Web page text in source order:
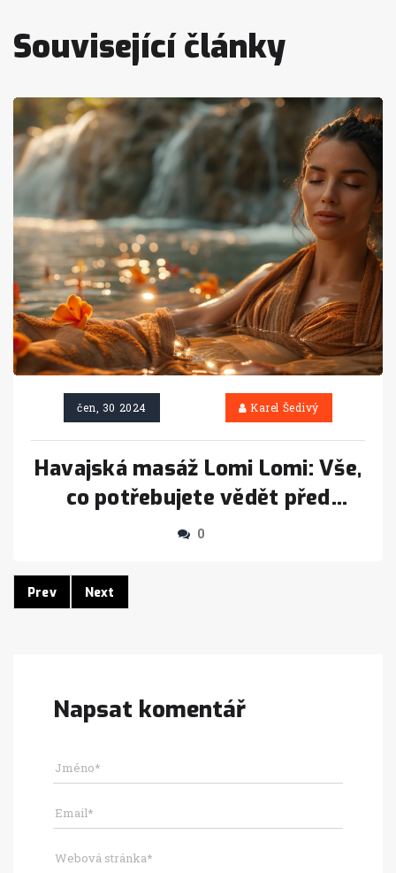
Související články
čen, 30 2024 Karel Šedivý
Havajská masáž Lomi Lomi: Vše,
co potřebujete vědět před
rezervací
0
Prev Next
Napsat komentář